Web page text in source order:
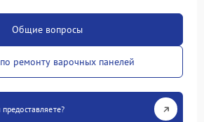
Общие вопросы
ремонту варочных панелей